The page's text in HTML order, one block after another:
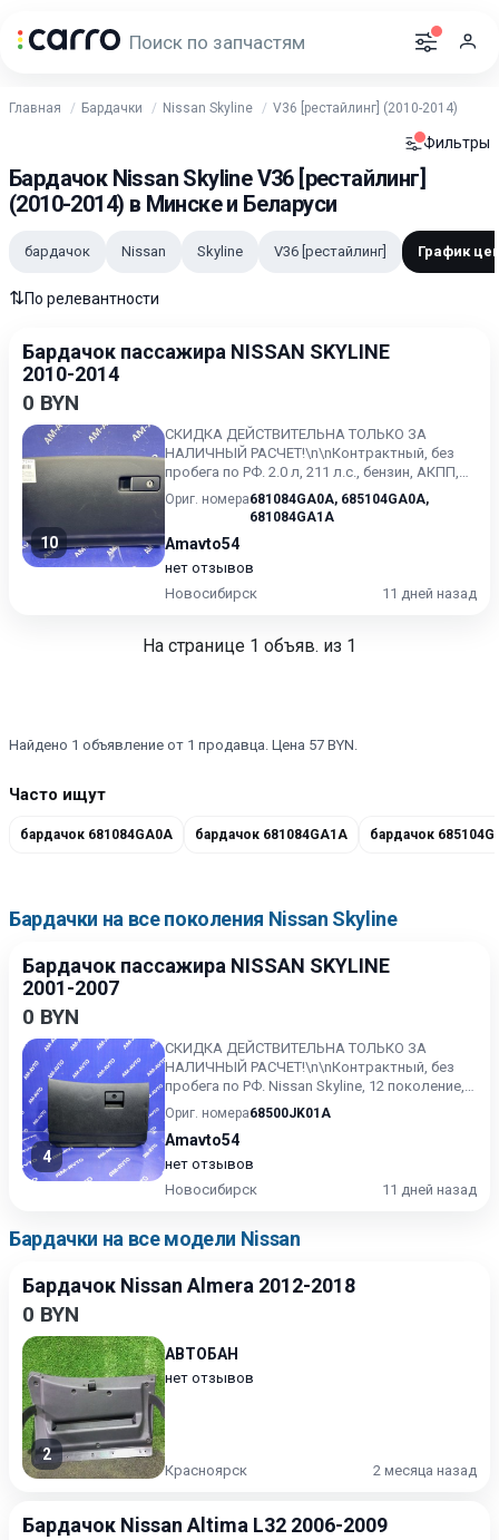
Главная Бардачки Nissan Skyline V36 [рестайлинг] (2010-2014)
Фильтры
Бардачок Nissan Skyline V36 [рестайлинг]
(2010-2014) в Минске и Беларуси
бардачок Nissan Skyline V36 [рестайлинг] График
⇅По релевантности
Бардачок пассажира NISSAN SKYLINE
2010-2014
0 BYN
10
СКИДКА ДЕЙСТВИТЕЛЬНА ТОЛЬКО ЗА
НАЛИЧНЫЙ РАСЧЕТ!\n\nКонтрактный, без
пробега по РФ. 2.0 л, 211 л.с., бензин, АКПП,
задний привод Nissan Skyli...
Ориг. номера681084GA0A, 685104GA0A,
681084GA1A
Amavto54
нет отзывов
Новосибирск
11 дней назад
На странице 1 объяв. из 1
Найдено 1 объявление от 1 продавца. Цена 57 BYN.
Часто ищут
бардачок 681084GA0A бардачок 681084GA1A бардачок
Бардачки на все поколения Nissan Skyline
Бардачок пассажира NISSAN SKYLINE
2001-2007
0 BYN
4
СКИДКА ДЕЙСТВИТЕЛЬНА ТОЛЬКО ЗА
НАЛИЧНЫЙ РАСЧЕТ!\n\nКонтрактный, без
пробега по РФ. Nissan Skyline, 12 поколение,
(11.2006 - 12.2009). Гарант...
Ориг. номера68500JK01A
Amavto54
нет отзывов
Новосибирск
11 дней назад
Бардачки на все модели Nissan
Бардачок Nissan Almera 2012-2018
0 BYN
2
АВТОБАН
нет отзывов
Красноярск 2 месяца назад
Бардачок Nissan Altima L32 2006-2009